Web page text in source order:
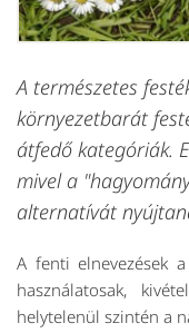
A természetes
környezetbarát
átfedő kategóriák.
mivel a
alternatívát
A fenti elnevezések
használatosak,
helytelenül szintén a